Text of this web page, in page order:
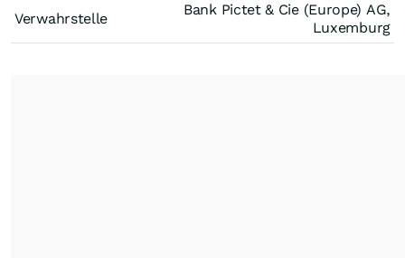
Verwahrstelle
Bank Pictet & Cie (Europe) AG,
Luxemburg